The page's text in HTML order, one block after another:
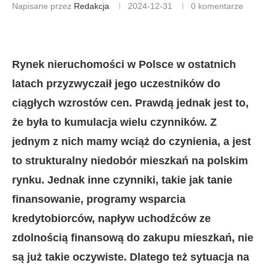
Napisane przez Redakcja 2024-12-31 0 komentarze
Rynek nieruchomości w Polsce w ostatnich
latach przyzwyczaił jego uczestników do
ciągłych wzrostów cen. Prawdą jednak jest to,
że była to kumulacja wielu czynników. Z
jednym z nich mamy wciąż do czynienia, a jest
to strukturalny niedobór mieszkań na polskim
rynku. Jednak inne czynniki, takie jak tanie
finansowanie, programy wsparcia
kredytobiorców, napływ uchodźców ze
zdolnością finansową do zakupu mieszkań, nie
są już takie oczywiste. Dlatego też sytuacja na